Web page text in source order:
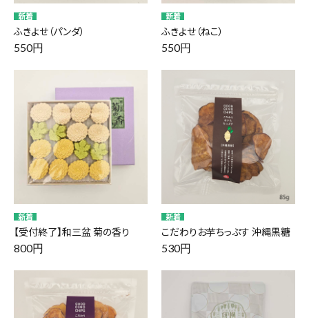
ふきよせ（パンダ）
550円
ふきよせ（ねこ）
550円
【受付終了】和三盆 菊の香り
800円
こだわりお芋ちっぷす 沖縄黒糖
530円